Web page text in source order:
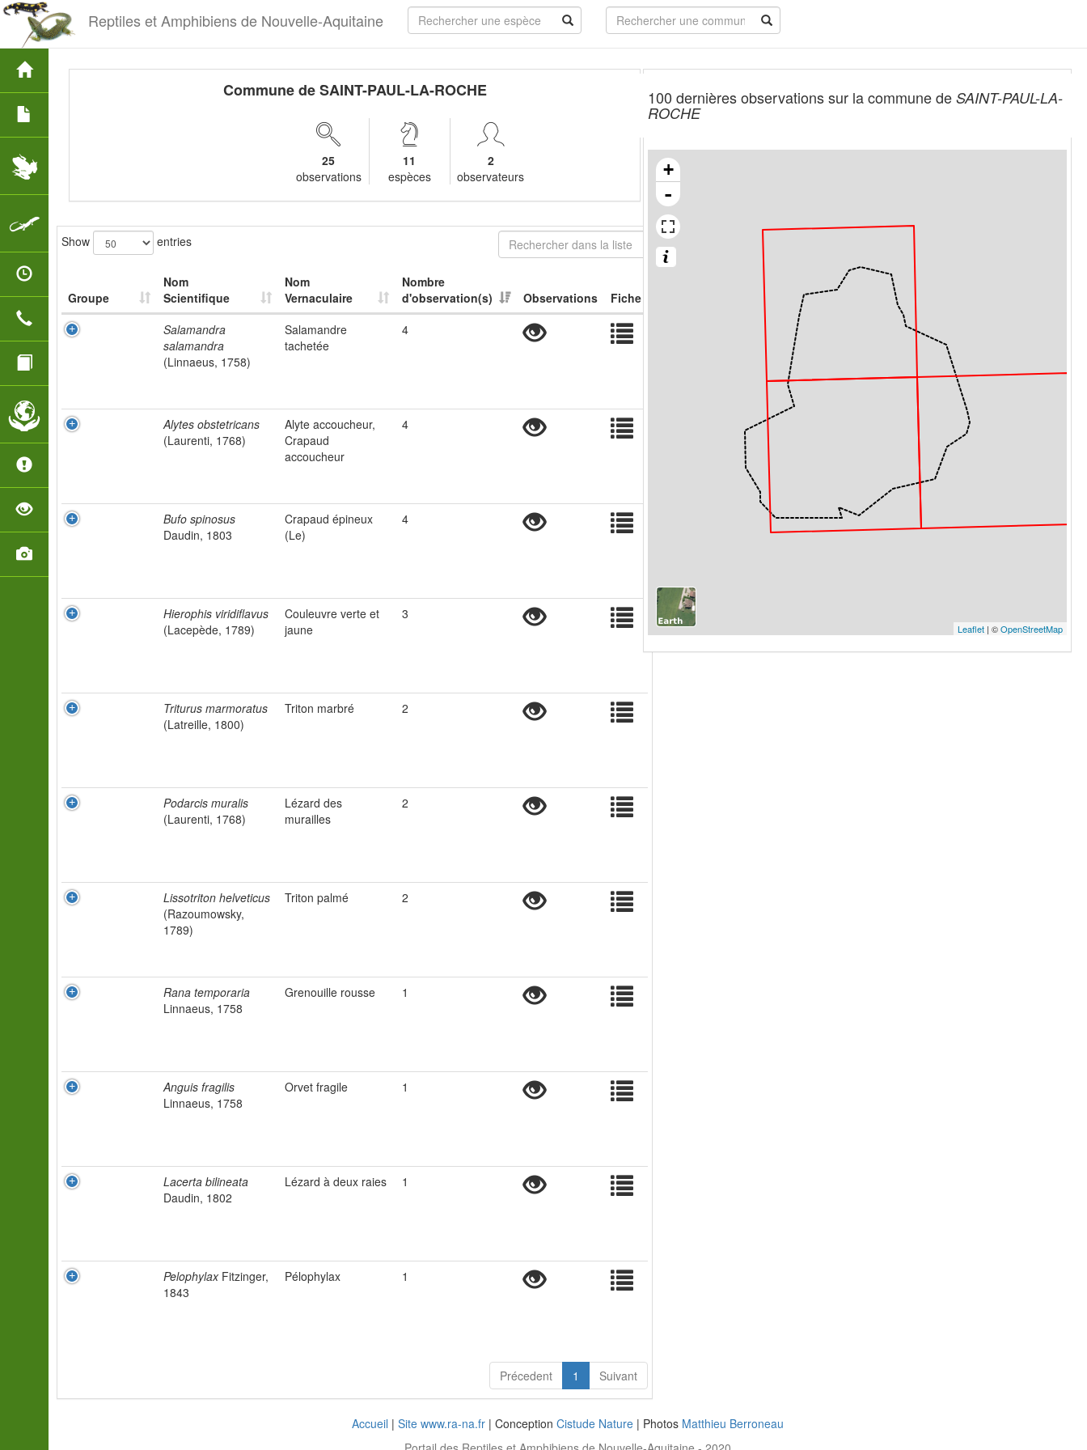
Reptiles et Amphibiens de Nouvelle-Aquitaine
Commune de SAINT-PAUL-LA-ROCHE
25
observations
11
espèces
2
observateurs
Show entries
Groupe
Nom
Scientifique
Nom
Vernaculaire
Nombre
d'observation(s)
Observations
Fiche
Salamandra
salamandra
(Linnaeus, 1758)
Salamandre
tachetée
4
Alytes obstetricans
(Laurenti, 1768)
Alyte accoucheur,
Crapaud
accoucheur
4
Bufo spinosus
Daudin, 1803
Crapaud épineux
(Le)
4
Hierophis viridiflavus
(Lacepède, 1789)
Couleuvre verte et
jaune
3
Triturus marmoratus
(Latreille, 1800)
Triton marbré 2
Podarcis muralis
(Laurenti, 1768)
Lézard des
murailles
2
Lissotriton helveticus
(Razoumowsky,
1789)
Triton palmé 2
Rana temporaria
Linnaeus, 1758
Grenouille rousse 1
Anguis fragilis
Linnaeus, 1758
Orvet fragile 1
Lacerta bilineata
Daudin, 1802
Lézard à deux raies 1
PelophylaxFitzinger,
1843
Pélophylax 1
Précedent 1 Suivant
100 dernières observations sur la commune de SAINT-PAUL-LA-
ROCHE
+
-
Leaflet| ©OpenStreetMap
Accueil | Site www.ra-na.fr | Conception Cistude Nature | Photos Matthieu Berroneau